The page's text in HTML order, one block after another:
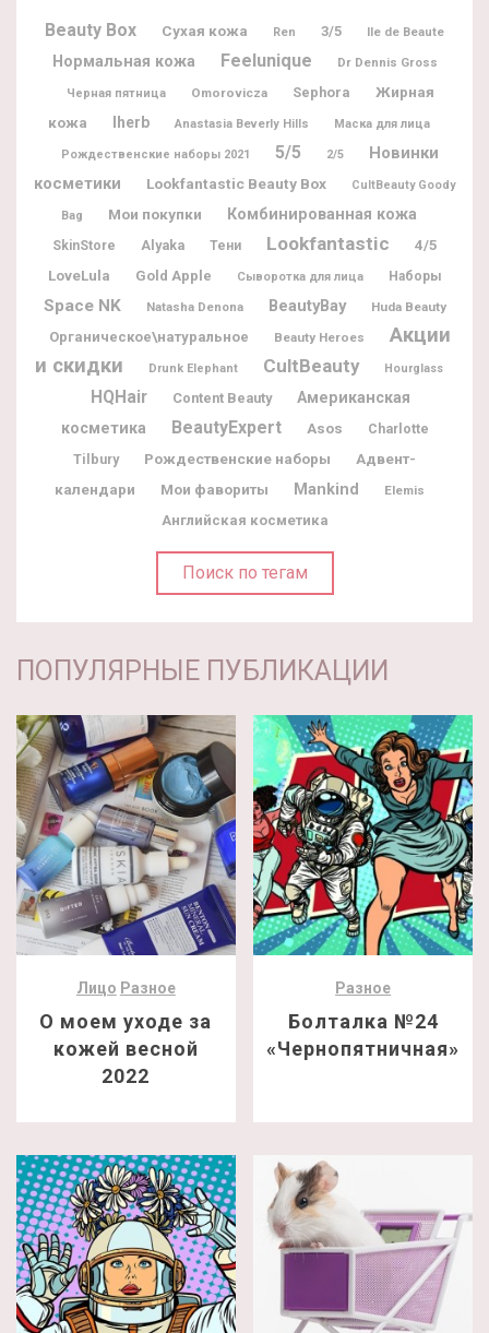
Beauty Box Сухая кожа Ren 3/5 Ile de Beaute
Нормальная кожа Feelunique Dr Dennis Gross
Черная пятница Omorovicza Sephora
Жирная
кожа
Iherb Anastasia Beverly Hills Маска для лица
Рождественские наборы 2021 5/5 2/5
Новинки
косметики
Lookfantastic Beauty Box CultBeauty Goody
Bag Мои покупки Комбинированная кожа
SkinStore Alyaka Тени Lookfantastic
4/5
LoveLula
Gold Apple Сыворотка для лица Наборы
Space NK Natasha Denona BeautyBay Huda Beauty
Органическое\натуральное Beauty Heroes
Акции
и скидки
Drunk Elephant CultBeauty Hourglass
HQHair Content Beauty
Американская
косметика
BeautyExpert Asos
Charlotte
Tilbury
Рождественские наборы
Адвент-
календари
Мои фавориты Mankind Elemis
Английская косметика
Поиск по тегам
ПОПУЛЯРНЫЕ ПУБЛИКАЦИИ
Лицо Разное
О моем уходе за
кожей весной
2022
Разное
Болталка №24
«Чернопятничная»